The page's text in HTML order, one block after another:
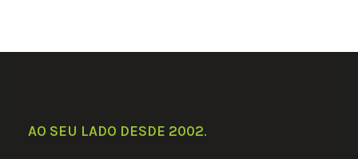
AO SEU LADO DESDE 2002.